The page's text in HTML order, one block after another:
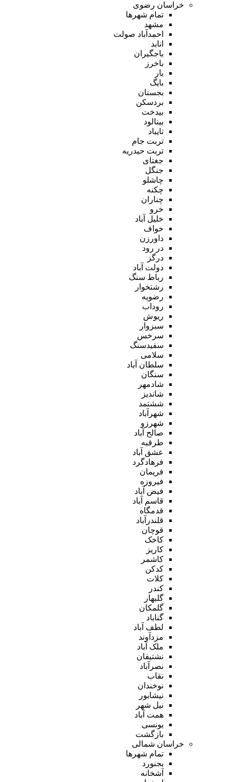
خراسان رضوی
تمام شهر‌ها
مشهد
احمدآباد صولت
انابد
باجگیران
باخرز
بار
بایگ
بجستان
بردسکن
بیدخت
بینالود
تایباد
تربت جام
تربت حیدریه
جغتای
جنگل
چاشلو
چکنه
چناران
خرو
خلیل آباد
خواف
داورزن
در رود
درگز
دولت آباد
رباط سنگ
رشتخوار
رضویه
روداب
ریوش
سبزوار
سرخس
سفیدسنگ
سلامی
سلطان آباد
سنگان
شادمهر
شاندیز
ششتمد
شهرآباد
شهرزو
صالح آباد
طرقبه
عشق آباد
فرهادگرد
فریمان
فیروزه
فیض آباد
قاسم آباد
قدمگاه
قلندرآباد
قوچان
کاخک
کاریز
کاشمر
کدکن
کلات
کندر
گلبهار
گلمکان
گناباد
لطف آباد
مزدآوند
ملک آباد
نشتیفان
نصرآباد
نقاب
نوخندان
نیشابور
نیل شهر
همت آباد
یونسی
بازگشت
خراسان شمالی
تمام شهر‌ها
بجنورد
آشخانه